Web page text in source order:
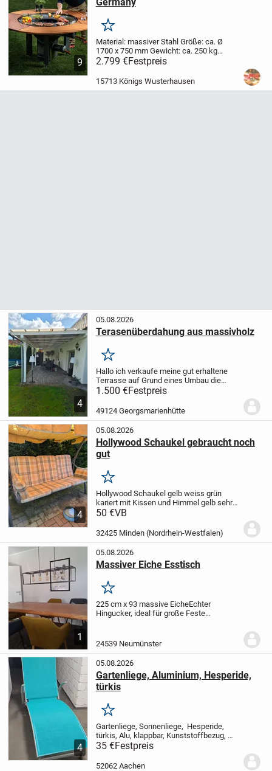
9
Merken
Material: massiver StahlGröße: ca. Ø
1700 x 750 mmGewicht: ca. 250 kg
Materialstärke Plancha: 10 mm
Der Aufsatz für die Plancha ist
optional erhältlich.Grillen mit mehr...
2.799 €Festpreis
15713 Königs Wusterhausen
4
05.08.2026
Terasenüberdahung aus massivholz
Merken
Hallo ich verkaufe meine gut erhaltene
Terrasse auf Grund eines Umbau die
Breite ist 6,50×3.50 tief die ist in ein sehr
guten Zustand die ist vom tischler
gemacht worden die ist nicht vom
baumarkt...
1.500 €Festpreis
49124 Georgsmarienhütte
4
05.08.2026
Hollywood Schaukel gebraucht noch
gut
Merken
Hollywood Schaukel gelb weiss grün
kariert mit Kissen und Himmel gelb sehr
stabile Ausführung, Neupreis € 299
beschädigt.Deshalb nur der günstige
50 €VB
32425 Minden (Nordrhein-Westfalen)
1
05.08.2026
Massiver Eiche Esstisch
Merken
225 cm x 93 massive EicheEchter
Hingucker, ideal für große Feste
24539 Neumünster
4
05.08.2026
Gartenliege, Aluminium, Hesperide,
türkis
Merken
Gartenliege, Sonnenliege, Hesperide,
türkis, Alu, klappbar, Kunststoffbezug,
gut erhalten abzugeben
35 €Festpreis
52062 Aachen